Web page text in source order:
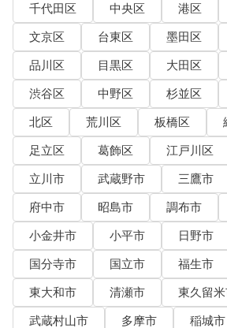
千代田区 中央区 港区
文京区
台東区 墨田区
品川区
目黒区 大田区
渋谷区
中野区 杉並区
北区
荒川区 板橋区
足立区
葛飾区 江戸川区
立川市
武蔵野市 三鷹市
府中市
昭島市 調布市
小金井市
小平市 日野市
国分寺市
国立市 福生市
東大和市
清瀬市
東久留
武蔵村山市
多摩市 稲城市